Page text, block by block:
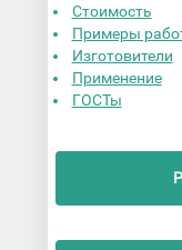
Стоимость
Примеры
Изготовители
Применение
ГОСТы